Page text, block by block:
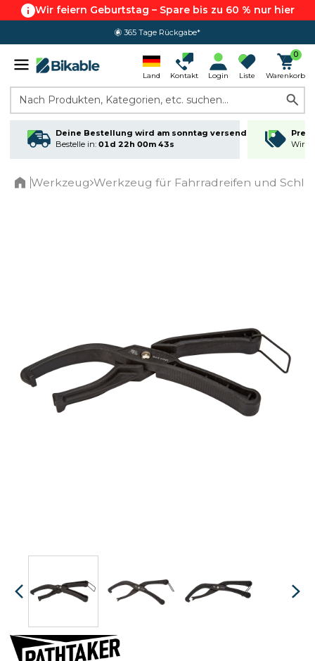
Wir feiern Geburtstag – Spare bis zu 60 % nur hier
365 Tage Rückgabe*
Land Kontakt Login Liste
0
Warenkorb
Nach Produkten, Kategorien, etc. suchen...
Deine Bestellung wird am sonntag versendet
Bestelle in: 01d 22h 00m 43s
Wir
Werkzeug Werkzeug für Fahrradreifen und